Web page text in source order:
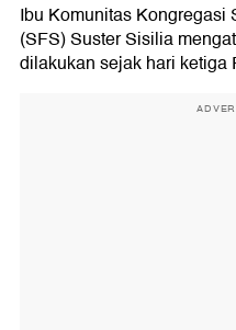
Ibu Komunitas Kongregasi
(SFS) Suster Sisilia
dilakukan sejak hari ketiga